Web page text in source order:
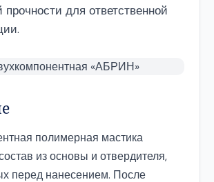
для ответственной
полимерная мастика
из основы и отвердителя,
перед нанесением. После